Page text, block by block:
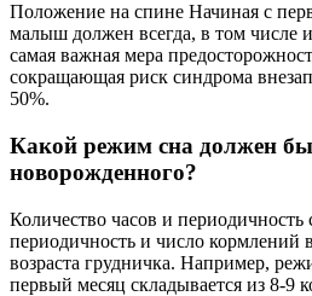
Положение на спине Начиная с
малыш должен всегда, в том числе
самая важная мера
сокращающая риск синдрома
50%.
Какой режим сна должен
новорожденного?
Количество часов и периодичность
периодичность и число кормлений
возраста грудничка. Например,
первый месяц складывается из 8-9